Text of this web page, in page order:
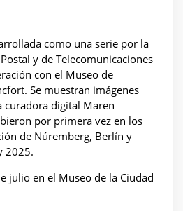
como una serie por la
y de Telecomunicaciones
con el Museo de
Se muestran imágenes
curadora digital Maren
por primera vez en los
de Núremberg, Berlín y
2025.
julio en el Museo de la Ciudad